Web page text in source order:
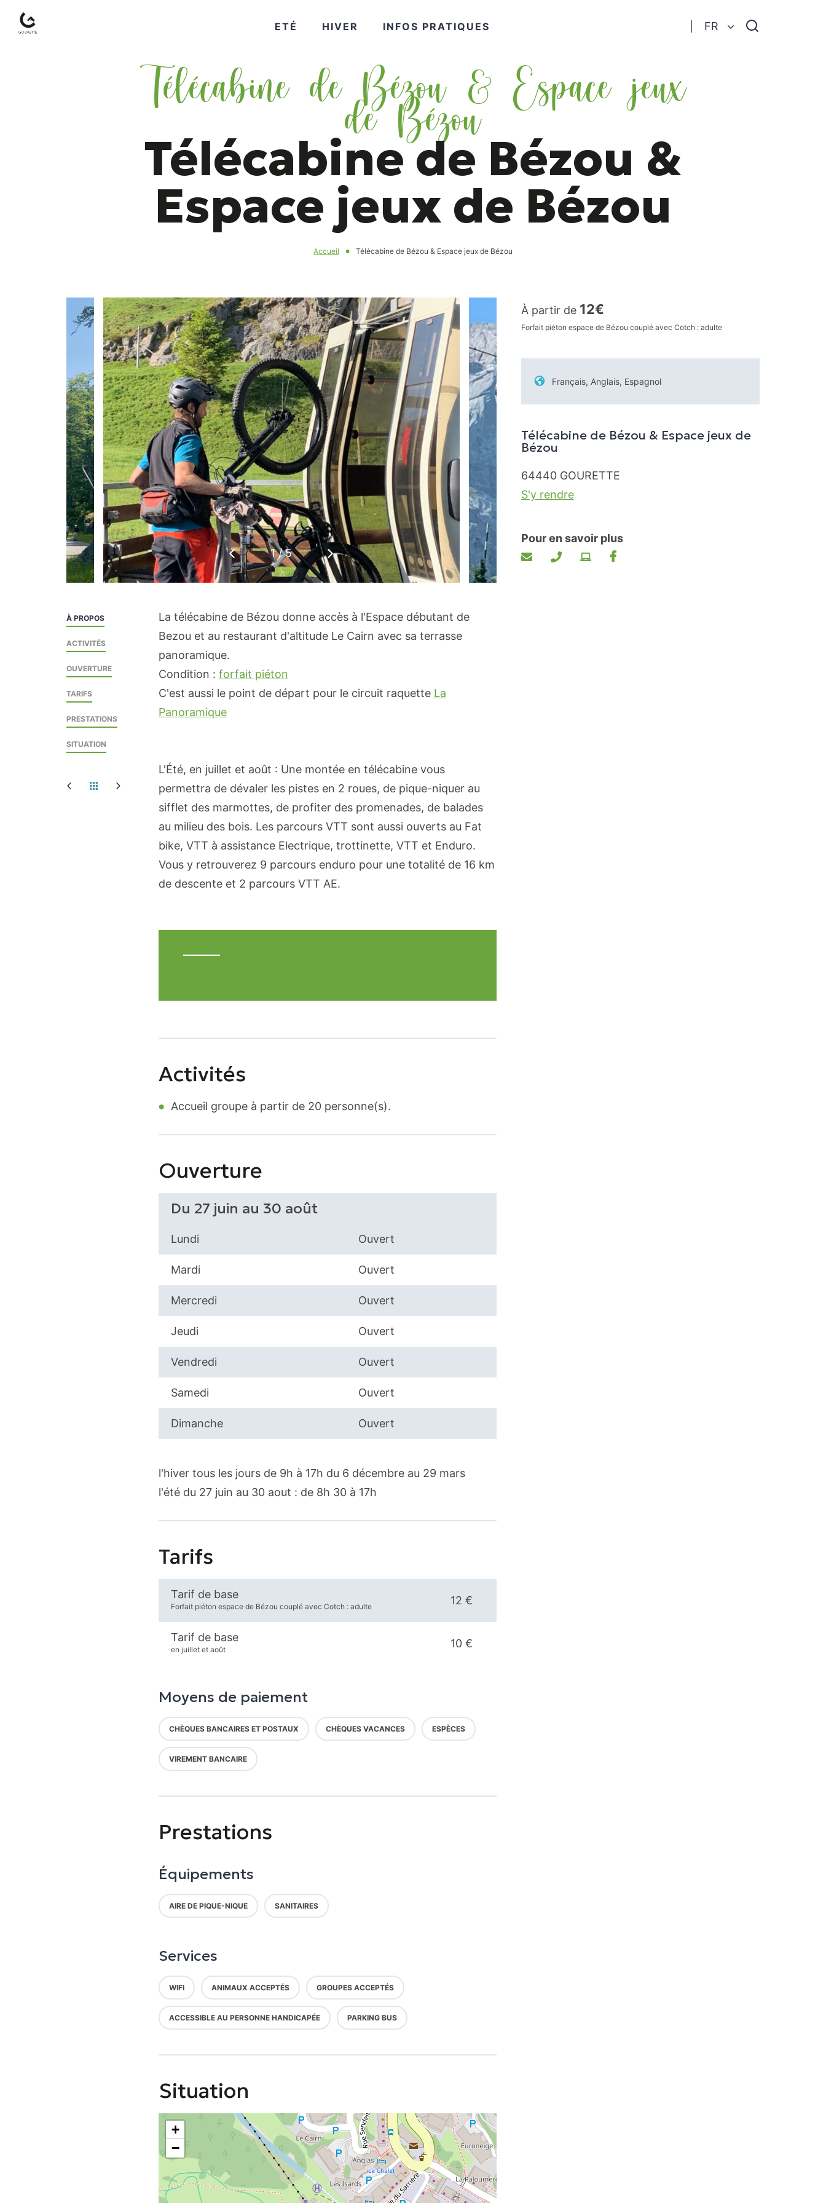
ETÉ VOIR
PLUS
HIVER VOIR
PLUS
INFOS PRATIQUES
PLUS
FR
Télécabine de Bézou & Espace jeux
de Bézou
Télécabine de Bézou &
Espace jeux de Bézou
Accueil Télécabine de Bézou & Espace jeux de Bézou
Suivant
Précédent
1/5
À PROPOS
ACTIVITÉS
OUVERTURE
TARIFS
PRESTATIONS
SITUATION
La télécabine de Bézou donne accès à l'Espace débutant de
Bezou et au restaurant d'altitude Le Cairn avec sa terrasse
panoramique.
Condition : forfait piéton
C'est aussi le point de départ pour le circuit raquette La
Panoramique
L'Été, en juillet et août : Une montée en télécabine vous
permettra de dévaler les pistes en 2 roues, de pique-niquer au
sifflet des marmottes, de profiter des promenades, de balades
au milieu des bois. Les parcours VTT sont aussi ouverts au Fat
bike, VTT à assistance Electrique, trottinette, VTT et Enduro.
Vous y retrouverez 9 parcours enduro pour une totalité de 16 km
de descente et 2 parcours VTT AE.
Activités
Accueil groupe à partir de 20 personne(s).
Ouverture
Du 27 juin au 30 août
Lundi Ouvert
Mardi Ouvert
Mercredi Ouvert
Jeudi Ouvert
Vendredi Ouvert
Samedi Ouvert
Dimanche Ouvert
l'hiver tous les jours de 9h à 17h du 6 décembre au 29 mars
l'été du 27 juin au 30 aout : de 8h 30 à 17h
Tarifs
Tarif de base
Forfait piéton espace de Bézou couplé avec Cotch : adulte 12 €
Tarif de base
en juillet et août 10 €
Moyens de paiement
CHÈQUES BANCAIRES ET POSTAUX CHÈQUES VACANCES ESPÈCES
VIREMENT BANCAIRE
Prestations
Équipements
AIRE DE PIQUE-NIQUE SANITAIRES
Services
WIFI ANIMAUX ACCEPTÉS GROUPES ACCEPTÉS
ACCESSIBLE AU PERSONNE HANDICAPÉE PARKING BUS
Situation
+
−
À partir de 12€
Forfait piéton espace de Bézou couplé avec Cotch : adulte
Français, Anglais, Espagnol
Télécabine de Bézou & Espace jeux de
Bézou
64440GOURETTE
S'y rendre
Pour en savoir plus